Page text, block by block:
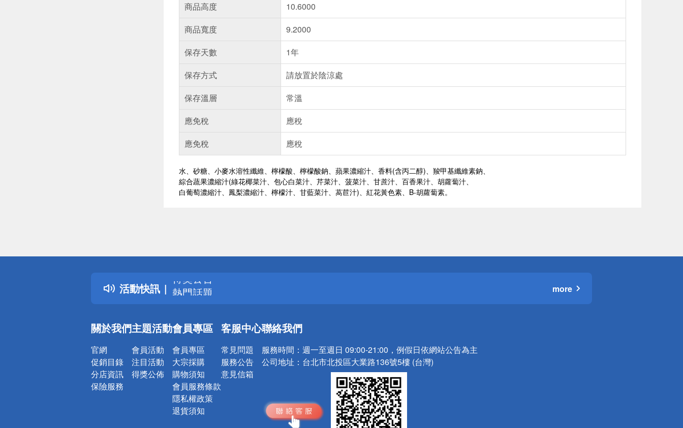
商品高度
10.6000
商品寬度
9.2000
保存天數
1年
保存方式
請放置於陰涼處
保存溫層
常溫
應免稅
應稅
應免稅
應稅
水、砂糖、小麥水溶性纖維、檸檬酸、檸檬酸鈉、蘋果濃縮汁、香料(含丙二醇)、羧甲基纖維素鈉、
綜合蔬果濃縮汁(綠花椰菜汁、包心白菜汁、芹菜汁、菠菜汁、甘蔗汁、百香果汁、胡蘿蔔汁、
白葡萄濃縮汁、鳳梨濃縮汁、檸檬汁、甘藍菜汁、萵苣汁)、紅花黃色素、B-胡蘿蔔素。
活動快訊
詐騙網頁！請小心！
得獎公告
熱門話題
銀行優惠
詐騙網頁！請小心！
more
關於我們
官網
促銷目錄
分店資訊
保險服務
主題活動
會員活動
注目活動
得獎公佈
會員專區
會員專區
大宗採購
購物須知
會員服務條款
隱私權政策
退貨須知
客服中心
常見問題
服務公告
意見信箱
聯絡我們
服務時間： 週一至週日 09:00-21:00，例假日依網站公告為主
公司地址： 台北市北投區大業路136號5樓 (台灣)